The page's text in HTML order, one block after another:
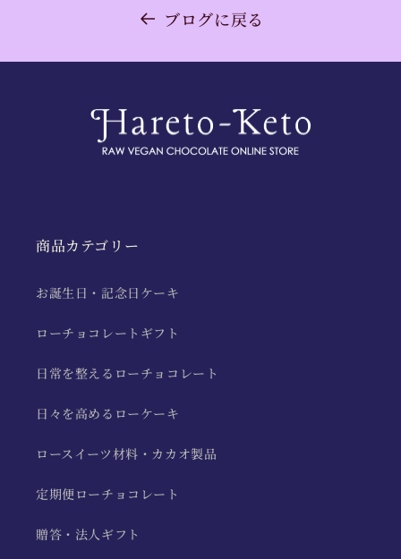
ブログに戻る
商品カテゴリー
お誕生日・記念日ケーキ
ローチョコレートギフト
日常を整えるローチョコレート
日々を高めるローケーキ
ロースイーツ材料・カカオ製品
定期便ローチョコレート
贈答・法人ギフト